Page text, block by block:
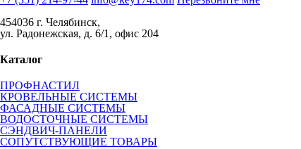
454036 г. Челябинск,
ул. Радонежская, д. 6/1, офис 204
Каталог
ПРОФНАСТИЛ
КРОВЕЛЬНЫЕ СИСТЕМЫ
ФАСАДНЫЕ СИСТЕМЫ
ВОДОСТОЧНЫЕ СИСТЕМЫ
СЭНДВИЧ-ПАНЕЛИ
СОПУТСТВУЮЩИЕ ТОВАРЫ